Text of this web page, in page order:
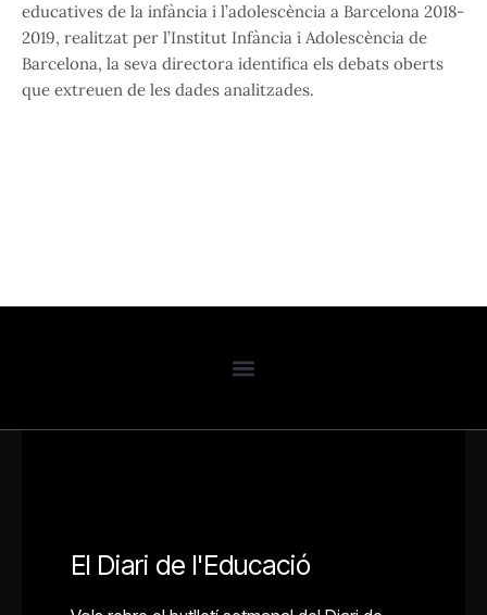
educatives de la infància i l’adolescència a Barcelona 2018-
2019, realitzat per l’Institut Infància i Adolescència de
Barcelona, la seva directora identifica els debats oberts
que extreuen de les dades analitzades.